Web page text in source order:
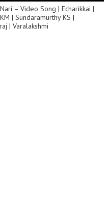
– Video Song | Echarikkai |
| Sundaramurthy KS |
| Varalakshmi